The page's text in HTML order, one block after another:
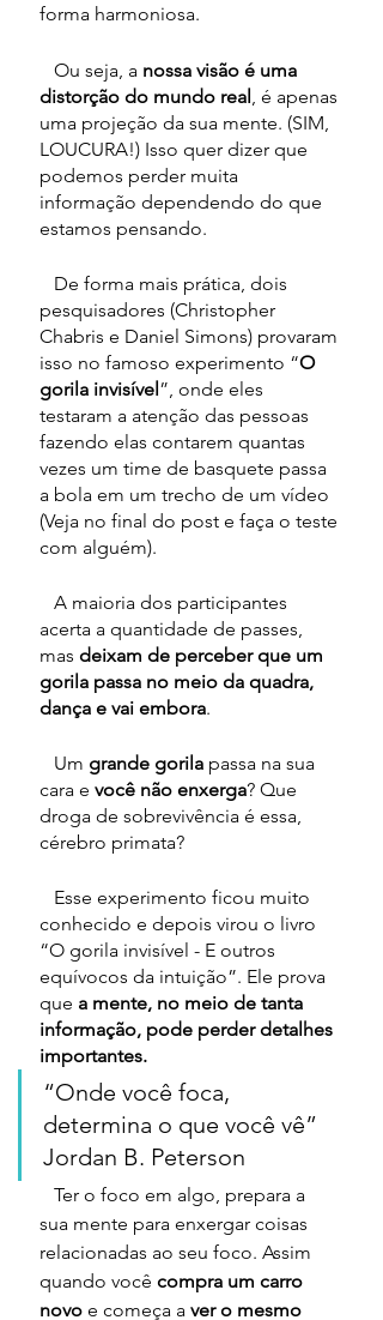
forma harmoniosa.
   Ou seja, a
nossa visão é uma
distorção do mundo real , é apenas
uma projeção da sua mente. (SIM,
LOUCURA!) Isso quer dizer que
podemos perder muita
informação dependendo do que
estamos pensando.
pesquisadores (Christopher
Chabris e Daniel Simons) provaram
isso no famoso experimento “O
gorila invisível”, onde eles
testaram a atenção das pessoas
fazendo elas contarem quantas
vezes um time de basquete passa
a bola em um trecho de um vídeo
(Veja no final do post e faça o teste
com alguém).
acerta a quantidade de passes,
mas deixam de perceber que um
gorila passa no meio da quadra,
dança e vai embora.
   Um
grande gorila passa na sua
cara e você não enxerga? Que
droga de sobrevivência é essa,
cérebro primata?
conhecido e depois virou o livro
“O gorila invisível - E outros
equívocos da intuição”. Ele prova
que a mente, no meio de tanta
informação, pode perder detalhes
importantes.
“Onde você foca,
determina o que você vê”
Jordan B. Peterson
sua mente para enxergar coisas
relacionadas ao seu foco. Assim
quando você compra um carro
novo e começa a ver o mesmo